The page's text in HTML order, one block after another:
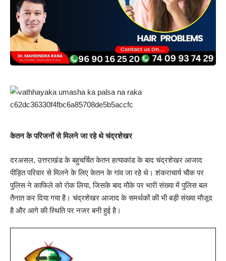
केतन के परिजनों से मिलने जा रहे थे चंद्रशेखर
दरअसल, उत्तराखंड के बहुचर्चित केतन हत्याकांड के बाद चंद्रशेखर आजाद
पीड़ित परिवार से मिलने के लिए केतन के गांव जा रहे थे। शंकराचार्य चौक पर
पुलिस ने काफिले को रोक लिया, जिसके बाद मौके पर भारी संख्या में पुलिस बल
तैनात कर दिया गया है। चंद्रशेखर आजाद के समर्थकों की भी बड़ी संख्या मौजूद
है और आगे की स्थिति पर नजर बनी हुई है।